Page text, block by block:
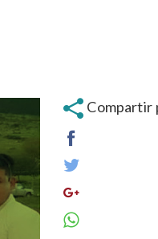
Compartir